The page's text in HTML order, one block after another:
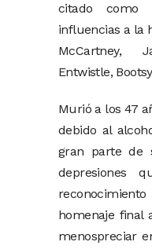
citado como
influencias a la
McCartney,
Entwistle,
Murió a los 47
debido al
gran parte de
depresiones
homenaje final
menospreciar